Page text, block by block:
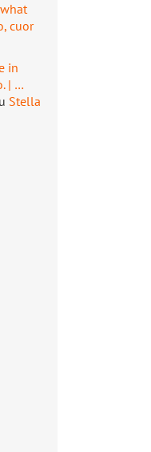
cuor
in
| …
Stella